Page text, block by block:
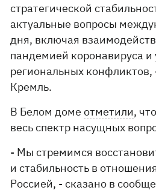
стратегической
актуальные вопросы
дня, включая
пандемией коронавируса и
региональных конфликтов,
Кремль.
В Белом домеотметили,
весь спектр насущных
- Мы стремимся
и стабильность в
Россией, - сказано в